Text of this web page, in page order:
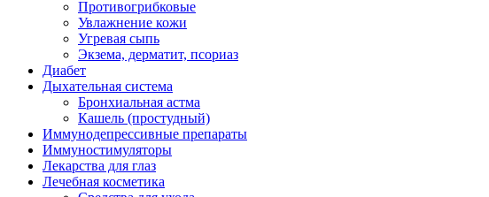
Противогрибковые
Увлажнение кожи
Угревая сыпь
Экзема, дерматит, псориаз
Диабет
Дыхательная система
Бронхиальная астма
Кашель (простудный)
Иммунодепрессивные препараты
Иммуностимуляторы
Лекарства для глаз
Лечебная косметика